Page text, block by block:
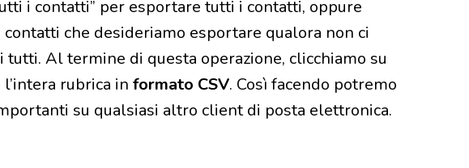
i contatti” per esportare tutti i contatti, oppure
che desideriamo esportare qualora non ci
Al termine di questa operazione, clicchiamo su
l’intera rubrica in formato CSV. Così facendo potremo
su qualsiasi altro client di posta elettronica.